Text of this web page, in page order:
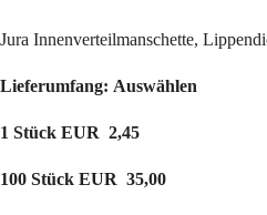
Jura Innenverteilmanschette,
Lieferumfang: Auswählen
1 Stück EUR 2,45
100 Stück EUR 35,00